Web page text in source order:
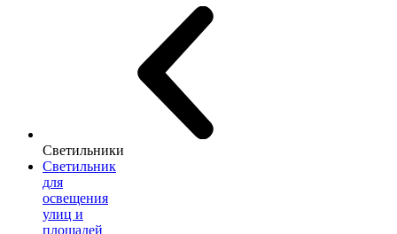
Светильники
Светильник
для
освещения
улиц и
площадей